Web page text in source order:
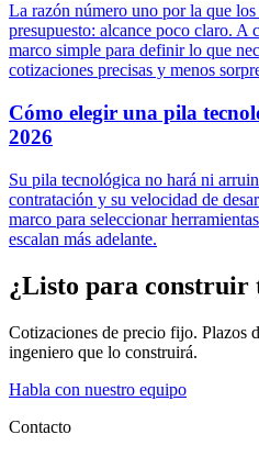
La razón número uno por la que los
presupuesto: alcance poco claro. A
marco simple para definir lo que
cotizaciones precisas y menos
Cómo elegir una pila
2026
Su pila tecnológica no hará ni
contratación y su velocidad de
marco para seleccionar
escalan más adelante.
¿Listo para construir
Cotizaciones de precio fijo. Plazos
ingeniero que lo construirá.
Habla con nuestro equipo
Contacto